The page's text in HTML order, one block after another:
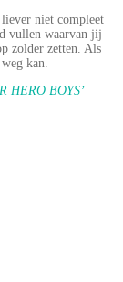
niet compleet
vullen waarvan jij
zolder zetten. Als
kan.
HERO BOYS’